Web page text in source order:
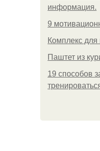
информация.
9
Комплекс для
Паштет из
19 способов